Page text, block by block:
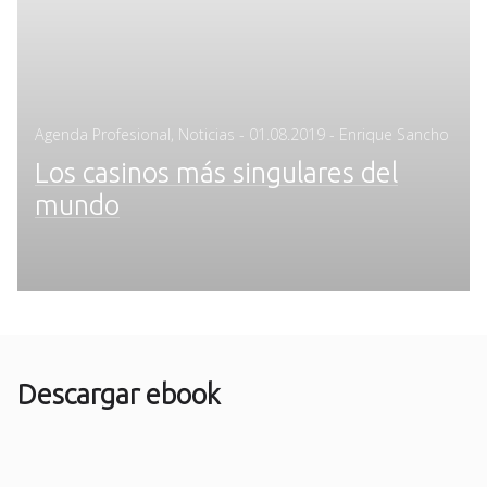
Agenda Profesional Noticias - Posted
01.08.2019 - Enrique Sancho
Los casinos más singulares del
mundo
Descargar ebook